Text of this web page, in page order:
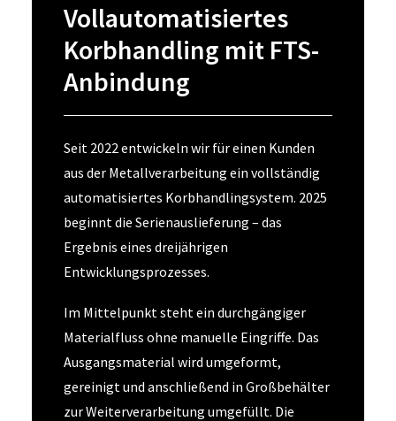
Vollautomatisiertes
Korbhandling mit FTS-
Anbindung
Seit 2022 entwickeln wir für einen Kunden
aus der Metallverarbeitung ein vollständig
automatisiertes Korbhandlingsystem. 2025
beginnt die Serienauslieferung – das
Ergebnis eines dreijährigen
Entwicklungsprozesses.
Im Mittelpunkt steht ein durchgängiger
Materialfluss ohne manuelle Eingriffe. Das
Ausgangsmaterial wird umgeformt,
gereinigt und anschließend in Großbehälter
zur Weiterverarbeitung umgefüllt. Die